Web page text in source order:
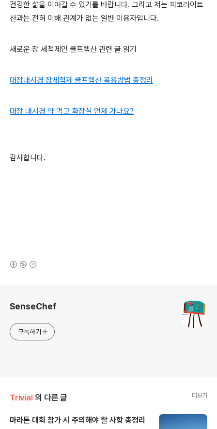
건강한 삶을 이어갈 수 있기를 바랍니다. 그리고 저는 피코라이트
산과는 전혀 이해 관계가 없는 일반 이용자입니다.
새로운 장 세척제인 쿨프렙산 관련 글 읽기
대장내시경 장세척제 쿨프렙산 복용방법 총정리
대장 내시경 약 먹고 화장실 언제 가나요?
감사합니다.
SenseChef
구독하기
Trivial 의 다른 글 더보기
마라톤 대회 참가 시 주의해야 할 사항 총정리